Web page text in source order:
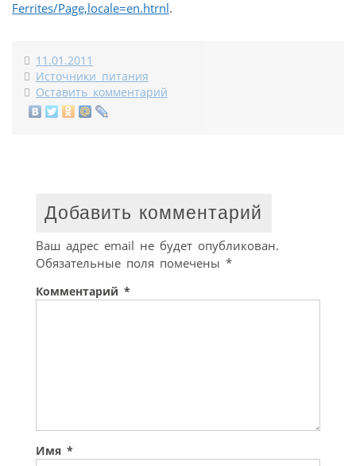
Ferrites/Page,locale=en.htrnl.
11.01.2011
Источники питания
Оставить комментарий
Добавить комментарий
Ваш адрес email не будет опубликован.
Обязательные поля помечены *
Комментарий *
Имя *